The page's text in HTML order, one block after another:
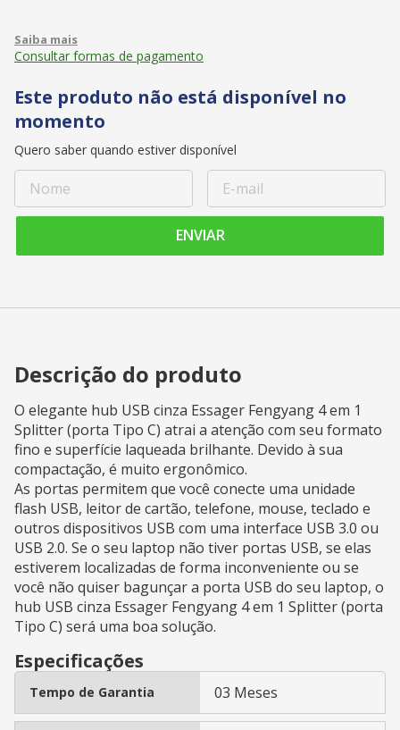
Consultar formas de pagamento
Este produto não está disponível no
momento
Quero saber quando estiver disponível
ENVIAR
Descrição do produto
O elegante hub USB cinza Essager Fengyang 4 em 1
Splitter (porta Tipo C) atrai a atenção com seu formato
fino e superfície laqueada brilhante. Devido à sua
compactação, é muito ergonômico.
As portas permitem que você conecte uma unidade
flash USB, leitor de cartão, telefone, mouse, teclado e
outros dispositivos USB com uma interface USB 3.0 ou
USB 2.0. Se o seu laptop não tiver portas USB, se elas
estiverem localizadas de forma inconveniente ou se
você não quiser bagunçar a porta USB do seu laptop, o
hub USB cinza Essager Fengyang 4 em 1 Splitter (porta
Tipo C) será uma boa solução.
Especificações
Tempo de Garantia 03 Meses